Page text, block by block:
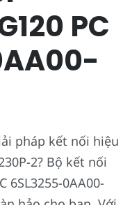
PC
pháp kết nối hiệu
2? Bộ kết nối
6SL3255-0AA00-